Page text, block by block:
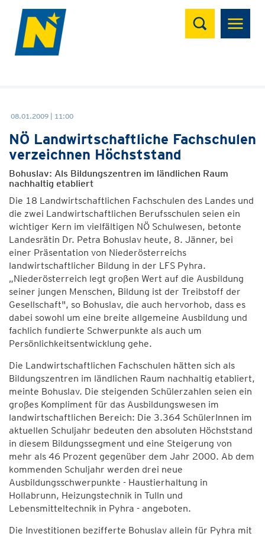
Suchen
08.01.2009 | 11:00
NÖ Landwirtschaftliche Fachschulen
verzeichnen Höchststand
Bohuslav: Als Bildungszentren im ländlichen Raum
nachhaltig etabliert
Die 18 Landwirtschaftlichen Fachschulen des Landes und
die zwei Landwirtschaftlichen Berufsschulen seien ein
wichtiger Kern im vielfältigen NÖ Schulwesen, betonte
Landesrätin Dr. Petra Bohuslav heute, 8. Jänner, bei
einer Präsentation von Niederösterreichs
landwirtschaftlicher Bildung in der LFS Pyhra.
„Niederösterreich legt großen Wert auf die Ausbildung
seiner jungen Menschen, Bildung ist der Treibstoff der
Gesellschaft", so Bohuslav, die auch hervorhob, dass es
dabei sowohl um eine breite allgemeine Ausbildung und
fachlich fundierte Schwerpunkte als auch um
Persönlichkeitsentwicklung gehe.
Die Landwirtschaftlichen Fachschulen hätten sich als
Bildungszentren im ländlichen Raum nachhaltig etabliert,
meinte Bohuslav. Die steigenden Schülerzahlen seien ein
großes Kompliment für das Ausbildungswesen im
landwirtschaftlichen Bereich: Die 3.364 SchülerInnen im
aktuellen Schuljahr bedeuten den absoluten Höchststand
in diesem Bildungssegment und eine Steigerung von
mehr als 46 Prozent gegenüber dem Jahr 2000. Ab dem
kommenden Schuljahr werden drei neue
Ausbildungsschwerpunkte - Haustierhaltung in
Hollabrunn, Heizungstechnik in Tulln und
Lebensmitteltechnik in Pyhra - angeboten.
Die Investitionen bezifferte Bohuslav allein für Pyhra mit